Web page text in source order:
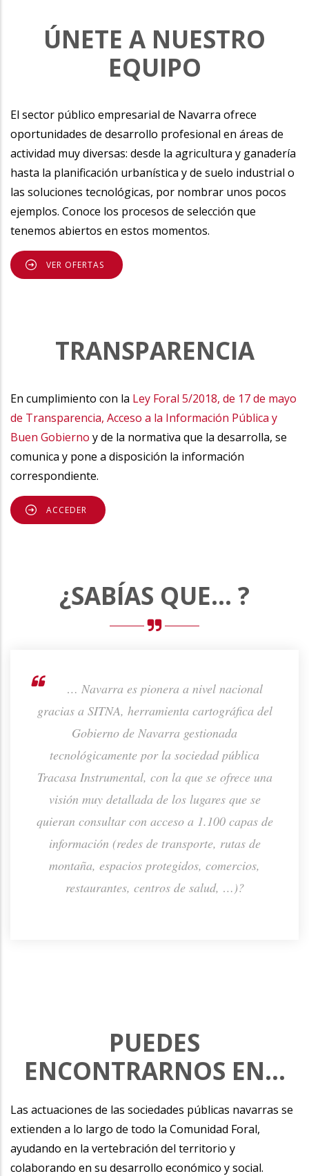
ÚNETE A NUESTRO
EQUIPO
El sector público empresarial de Navarra ofrece
oportunidades de desarrollo profesional en áreas de
actividad muy diversas: desde la agricultura y ganadería
hasta la planificación urbanística y de suelo industrial o
las soluciones tecnológicas, por nombrar unos pocos
ejemplos. Conoce los procesos de selección que
tenemos abiertos en estos momentos.
VER OFERTAS
TRANSPARENCIA
En cumplimiento con la Ley Foral 5/2018, de 17 de mayo
de Transparencia, Acceso a la Información Pública y
Buen Gobierno y de la normativa que la desarrolla, se
comunica y pone a disposición la información
correspondiente.
ACCEDER
¿SABÍAS QUE... ?
… Navarra es pionera a nivel nacional
gracias a SITNA, herramienta cartográfica del
Gobierno de Navarra gestionada
tecnológicamente por la sociedad pública
Tracasa Instrumental, con la que se ofrece una
visión muy detallada de los lugares que se
quieran consultar con acceso a 1.100 capas de
información (redes de transporte, rutas de
montaña, espacios protegidos, comercios,
restaurantes, centros de salud, …)?
PUEDES
ENCONTRARNOS EN...
Las actuaciones de las sociedades públicas navarras se
extienden a lo largo de todo la Comunidad Foral,
ayudando en la vertebración del territorio y
colaborando en su desarrollo económico y social.